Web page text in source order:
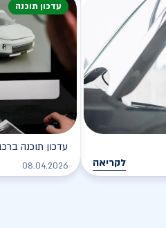
לקריאה
עדכון תוכנה
עדכון תוכנה
08.04.2026